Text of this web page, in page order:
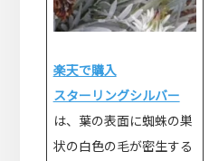
楽天で購入
スターリングシルバー
は、葉の表面に蜘蛛の巣
状の白色の毛が密生する